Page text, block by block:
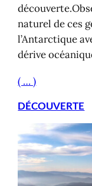
naturel de ces
l’Antarctique
dérive
( … )
DÉCOUVERTE